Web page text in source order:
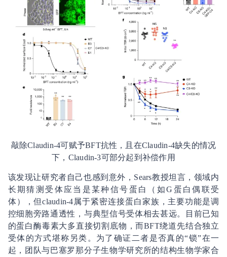
敲除Claudin-4可赋予BFT抗性，且在Claudin-4缺失的情况
下，Claudin-3可部分起到补偿作用
该发现让研究者自己也感到意外，Sears教授坦言，领域内
长期猜测受体应当是某种信号蛋白（如G蛋白偶联受
体），但claudin-4属于紧密连接蛋白家族，主要功能是调
控细胞旁路通透性，与典型信号受体相去甚远。目前已知
的蛋白酶毒素大多直接切割底物，而BFT绕道先结合独立
受体的方式堪称另类。为了确证二者是否真的“锁”在一
起，团队与巴塞罗那分子生物学研究所的结构生物学家合